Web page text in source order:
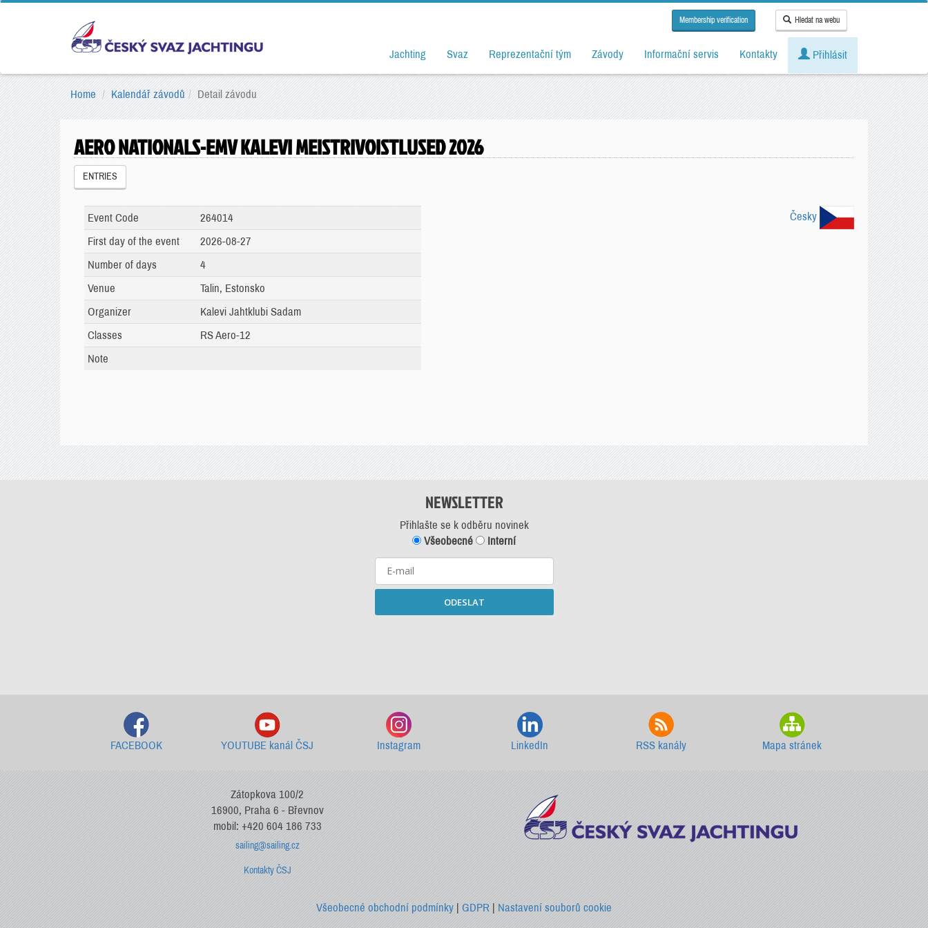
Membership verification Hledat na webu
Jachting Svaz Reprezentační tým Závody Informační servis Kontakty Přihlásit
Home Kalendář závodů Detail závodu
AERO NATIONALS-EMV KALEVI MEISTRIVOISTLUSED 2026
ENTRIES
Česky
Event Code
264014
First day of the event
2026-08-27
Number of days
4
Venue
Talin, Estonsko
Organizer
Kalevi Jahtklubi Sadam
Classes
RS Aero-12
Note
NEWSLETTER
Přihlašte se k odběru novinek
Všeobecné
Interní
ODESLAT
FACEBOOK YOUTUBE kanál ČSJ Instagram LinkedIn RSS kanály Mapa stránek
Zátopkova 100/2
16900, Praha 6 - Břevnov
mobil: +420 604 186 733
sailing@sailing.cz
Kontakty ČSJ
Všeobecné obchodní podmínky| GDPR|Nastavení souborů cookie